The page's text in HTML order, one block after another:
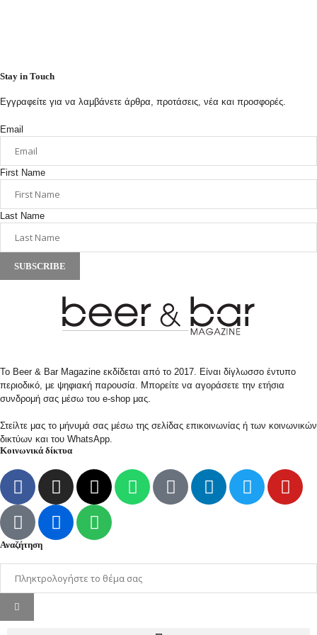
Stay in Touch
Εγγραφείτε για να λαμβάνετε άρθρα, προτάσεις, νέα και προσφορές.
Email
First Name
Last Name
SUBSCRIBE
Το Beer & Bar Magazine εκδίδεται από το 2017. Είναι δίγλωσσο έντυπο
περιοδικό, με ψηφιακή παρουσία. Μπορείτε να αγοράσετε την ετήσια
συνδρομή σας μέσω του e-shop μας.
Στείλτε μας το μήνυμά σας μέσω της σελίδας επικοινωνίας ή των κοινωνικών
δικτύων και του WhatsApp.
Κοινωνικά δίκτυα
Αναζήτηση